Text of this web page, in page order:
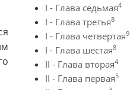
I - Глава седьмая4
I - Глава третья8
I - Глава четвертая9
I - Глава шестая8
II - Глава вторая4
II - Глава первая5